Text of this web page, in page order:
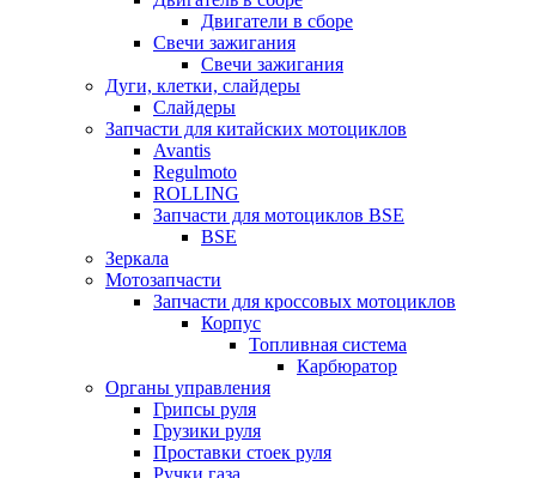
Двигатели в сборе
Свечи зажигания
Свечи зажигания
Дуги, клетки, слайдеры
Слайдеры
Запчасти для китайских мотоциклов
Avantis
Regulmoto
ROLLING
Запчасти для мотоциклов BSE
BSE
Зеркала
Мотозапчасти
Запчасти для кроссовых мотоциклов
Корпус
Топливная система
Карбюратор
Органы управления
Грипсы руля
Грузики руля
Проставки стоек руля
Ручки газа